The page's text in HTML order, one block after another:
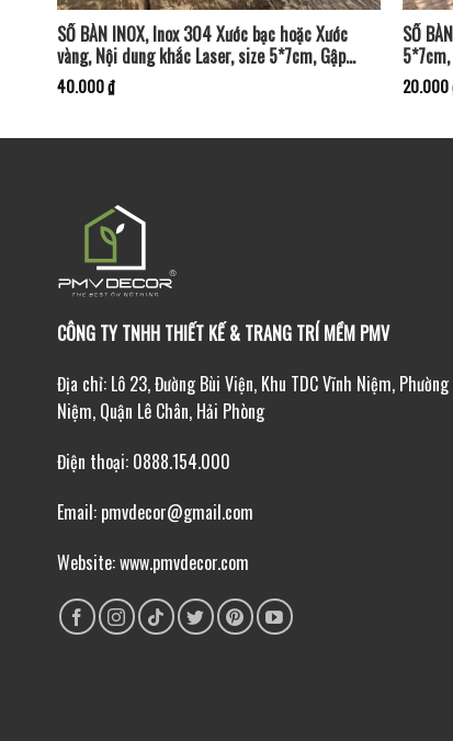
SỐ BÀN INOX, Inox 304 Xước bạc hoặc Xước
vàng, Nội dung khắc Laser, size 5*7cm, Gập
chân chữ A – Độ bền cao. SB-PMV193
40.000₫
SỐ
20.000
CÔNG TY TNHH THIẾT KẾ & TRANG TRÍ MỀM PMV
Địa chỉ: Lô 23, Đường Bùi Viện, Khu TDC Vĩnh Niệm,
Niệm, Quận Lê Chân, Hải Phòng
Điện thoại: 0888.154.000
Email: pmvdecor@gmail.com
Website: www.pmvdecor.com